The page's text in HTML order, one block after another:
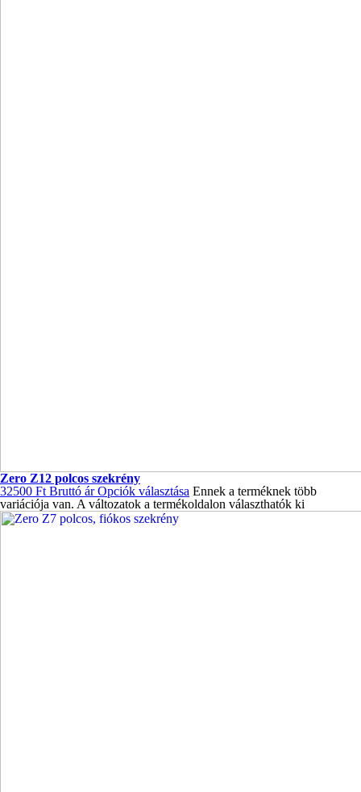
Zero Z12 polcos szekrény
32500 Ft Bruttó ár Opciók választása Ennek a terméknek több
variációja van. A változatok a termékoldalon választhatók ki